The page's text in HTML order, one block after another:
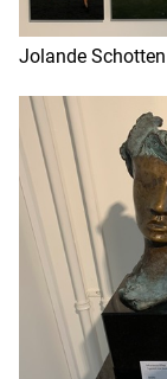
Jolande Schotten